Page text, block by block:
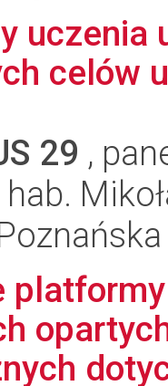
uczenia
celów
29 ,